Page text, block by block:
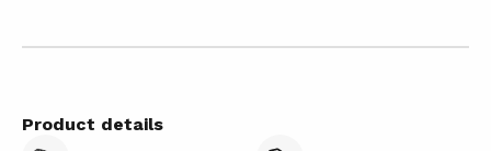
Product details